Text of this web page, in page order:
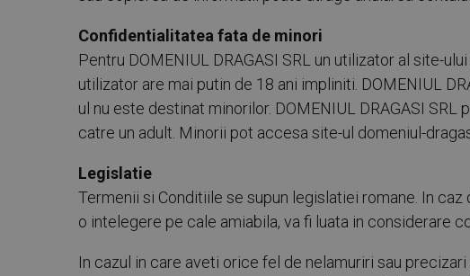
Confidentialitatea fata de minori
Pentru DOMENIUL DRAGASI SRL un utilizator al site-
utilizator are mai putin de 18 ani impliniti. DOMENIUL
ul nu este destinat minorilor. DOMENIUL DRAGASI
catre un adult. Minorii pot accesa site-ul domeniul-
Legislatie
Termenii si Conditiile se supun legislatiei romane. In
o intelegere pe cale amiabila, va fi luata in considerare
In cazul in care aveti orice fel de nelamuriri sau